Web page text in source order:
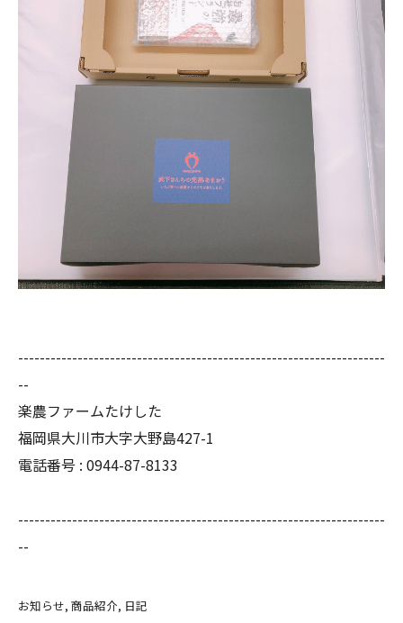
--------------------------------------------------------------------
--
楽農ファームたけした
福岡県大川市大字大野島427-1
電話番号 : 0944-87-8133
--------------------------------------------------------------------
--
お知らせ 商品紹介 日記